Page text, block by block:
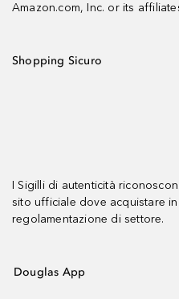
Amazon.com, Inc. or its
Shopping Sicuro
I Sigilli di autenticità
sito ufficiale dove acquistare
regolamentazione di settore.
Douglas App